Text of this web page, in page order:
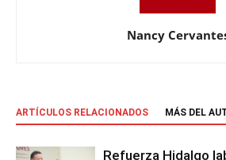
Nancy
ARTÍCULOS RELACIONADOS MÁS DEL
Refuerza Hidalgo